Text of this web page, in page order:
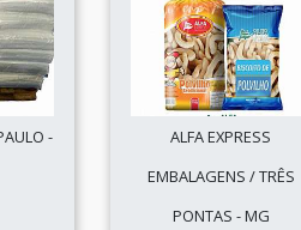
-
ALFA EXPRESS
EMBALAGENS / TRÊS
PONTAS - MG